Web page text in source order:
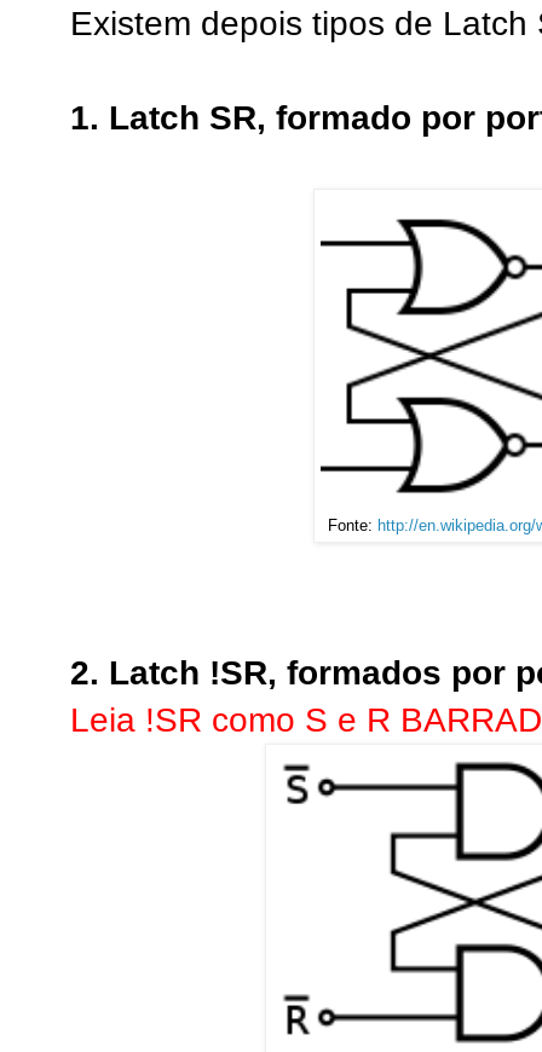
Existem depois tipos de Latch
1. Latch SR, formado por
Fonte: http://
2. Latch !SR, formados por
Leia !SR como S e R